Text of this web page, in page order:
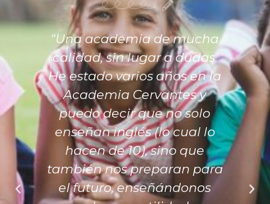
"Una academia de mucha
calidad, sin lugar a dudas.
He estado varios años en la
Academia Cervantes y
puedo decir que no solo
enseñan inglés (lo cual lo
hacen de 10), sino que
también nos preparan para
el futuro, enseñándonos